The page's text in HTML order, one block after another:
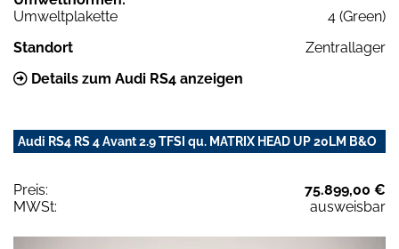
Umweltplakette
4 (Green)
Standort
Zentrallager
Details zum Audi RS4 anzeigen
Audi RS4 RS 4 Avant 2.9 TFSI qu. MATRIX HEAD UP 20LM B&O
Preis:
75.899,00 €
MWSt:
ausweisbar